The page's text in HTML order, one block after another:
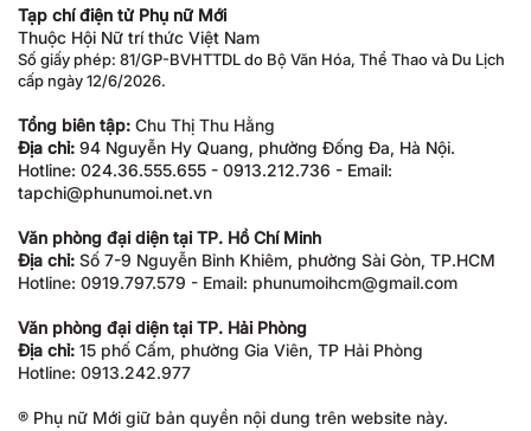
Tạp chí điện tử Phụ nữ Mới
Thuộc Hội Nữ trí thức Việt Nam
Số giấy phép: 81/GP-BVHTTDL do Bộ Văn Hóa, Thể Thao và Du Lịch
cấp ngày 12/6/2026.
Tổng biên tập: Chu Thị Thu Hằng
Địa chỉ: 94 Nguyễn Hy Quang, phường Đống Đa, Hà Nội.
Hotline: 024.36.555.655 - 0913.212.736 - Email:
tapchi@phunumoi.net.vn
Văn phòng đại diện tại TP. Hồ Chí Minh
Địa chỉ: Số 7-9 Nguyễn Bỉnh Khiêm, phường Sài Gòn, TP.HCM
Hotline: 0919.797.579 - Email: phunumoihcm@gmail.com
Văn phòng đại diện tại TP. Hải Phòng
Địa chỉ: 15 phố Cấm, phường Gia Viên, TP Hải Phòng
Hotline: 0913.242.977
® Phụ nữ Mới giữ bản quyền nội dung trên website này.